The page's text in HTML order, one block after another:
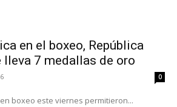
en el boxeo, República
lleva 7 medallas de oro
0
boxeo este viernes permitieron...